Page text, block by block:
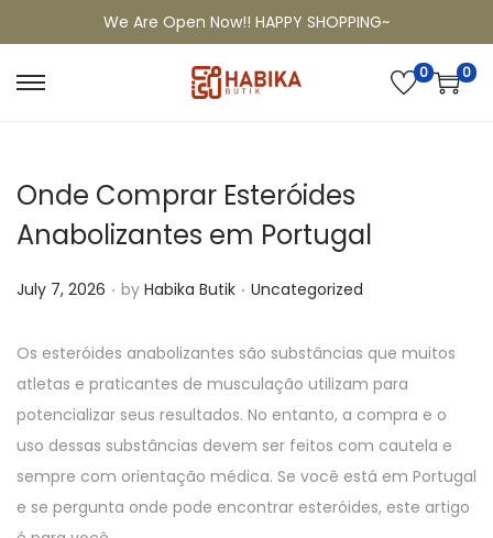
We Are Open Now!! HAPPY SHOPPING~
0 0
Onde Comprar Esteróides
Anabolizantes em Portugal
P
s
t
e
d
o
n
July 7, 2026 . by Habika Butik . P
s
t
e
d
i
n
Uncategorized
Os esteróides anabolizantes são substâncias que muitos
atletas e praticantes de musculação utilizam para
potencializar seus resultados. No entanto, a compra e o
uso dessas substâncias devem ser feitos com cautela e
sempre com orientação médica. Se você está em Portugal
e se pergunta onde pode encontrar esteróides, este artigo